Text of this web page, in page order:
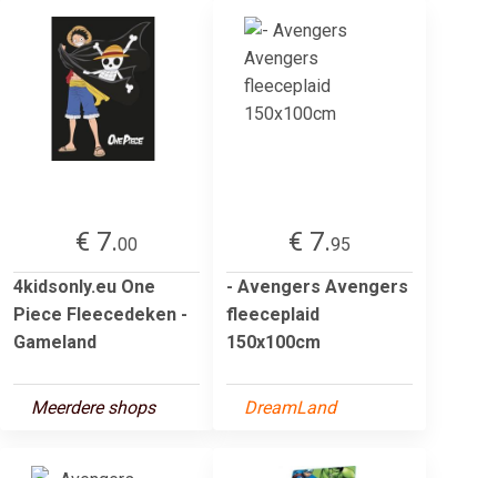
€ 7.00
4kidsonly.eu One
Piece Fleecedeken -
Gameland
Meerdere shops
€ 7.95
- Avengers Avengers
fleeceplaid
150x100cm
DreamLand